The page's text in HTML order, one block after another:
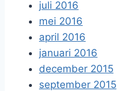
juli 2016
mei 2016
april 2016
januari 2016
december 2015
september 2015